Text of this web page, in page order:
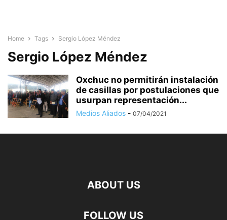
Home Tags Sergio López Méndez
Sergio López Méndez
Oxchuc no permitirán instalación
de casillas por postulaciones que
usurpan representación...
Medios Aliados - 07/04/2021
ABOUT US
FOLLOW US